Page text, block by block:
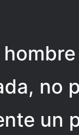
no
un